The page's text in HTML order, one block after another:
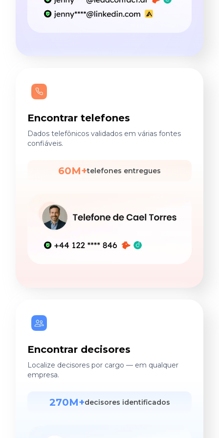
Encontrar telefones
Dados telefônicos validados em várias fontes
confiáveis.
60M+telefones entregues
Encontrar decisores
Localize decisores por cargo — em qualquer
empresa.
270M+decisores identificados